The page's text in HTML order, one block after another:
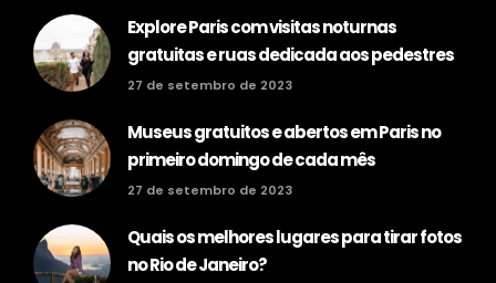
Explore Paris com visitas noturnas
gratuitas e ruas dedicada aos pedestres
27 de setembro de 2023
Museus gratuitos e abertos em Paris no
primeiro domingo de cada mês
27 de setembro de 2023
Quais os melhores lugares para tirar fotos
no Rio de Janeiro?